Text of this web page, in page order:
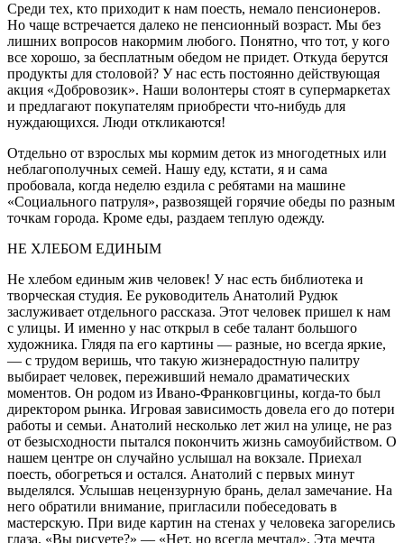
Среди тех, кто приходит к нам поесть, немало пенсионеров.
Но чаще встречается далеко не пенсионный возраст. Мы без
лишних вопросов накормим любого. Понятно, что тот, у кого
все хорошо, за бесплатным обедом не придет. Откуда берутся
продукты для столовой? У нас есть постоянно действующая
акция «Добровозик». Наши волонтеры стоят в супермаркетах
и предлагают покупателям приобрести что-нибудь для
нуждающихся. Люди откликаются!
Отдельно от взрослых мы кормим деток из многодетных или
неблагополучных семей. Нашу еду, кстати, я и сама
пробовала, когда неделю ездила с ребятами на машине
«Социального патруля», развозящей горячие обеды по разным
точкам города. Кроме еды, раздаем теплую одежду.
НЕ ХЛЕБОМ ЕДИНЫМ
Не хлебом единым жив человек! У нас есть библиотека и
творческая студия. Ее руководитель Анатолий Рудюк
заслуживает отдельного рассказа. Этот человек пришел к нам
с улицы. И именно у нас открыл в себе талант большого
художника. Глядя па его картины — разные, но всегда яркие,
— с трудом веришь, что такую жизнерадостную палитру
выбирает человек, переживший немало драматических
моментов. Он родом из Ивано-Франковгцины, когда-то был
директором рынка. Игровая зависимость довела его до потери
работы и семьи. Анатолий несколько лет жил на улице, не раз
от безысходности пытался покончить жизнь самоубийством. О
нашем центре он случайно услышал на вокзале. Приехал
поесть, обогреться и остался. Анатолий с первых минут
выделялся. Услышав нецензурную брань, делал замечание. На
него обратили внимание, пригласили побеседовать в
мастерскую. При виде картин на стенах у человека загорелись
глаза. «Вы рисуете?» — «Нет, но всегда мечтал». Эта мечта